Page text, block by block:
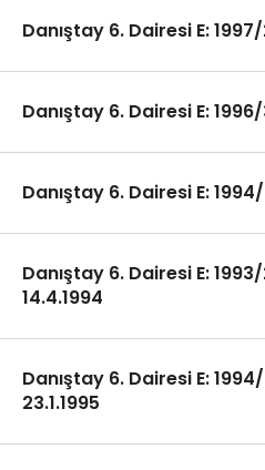
Danıştay 6. Dairesi E:
Danıştay 6. Dairesi E:
Danıştay 6. Dairesi E:
Danıştay 6. Dairesi E:
14.4.1994
Danıştay 6. Dairesi E:
23.1.1995